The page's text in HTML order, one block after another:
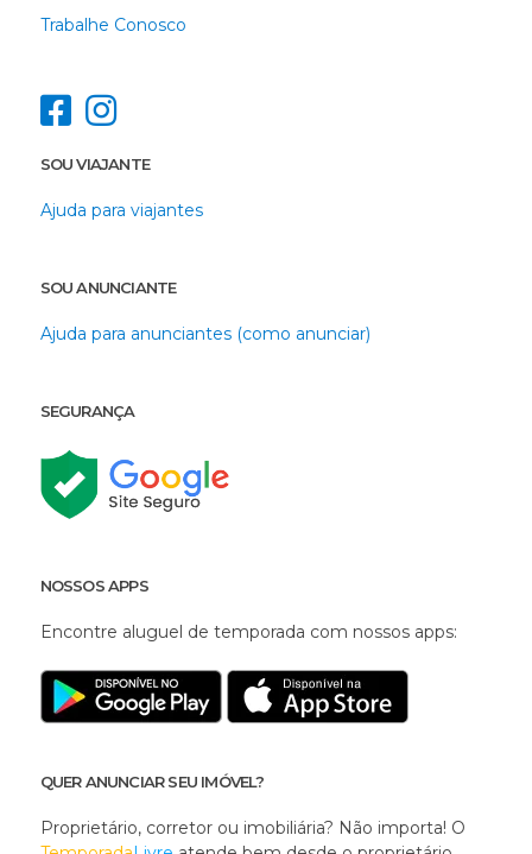
Trabalhe Conosco
SOU VIAJANTE
Ajuda para viajantes
SOU ANUNCIANTE
Ajuda para anunciantes (como anunciar)
SEGURANÇA
NOSSOS APPS
Encontre aluguel de temporada com nossos apps:
QUER ANUNCIAR SEU IMÓVEL?
Proprietário, corretor ou imobiliária? Não importa! O